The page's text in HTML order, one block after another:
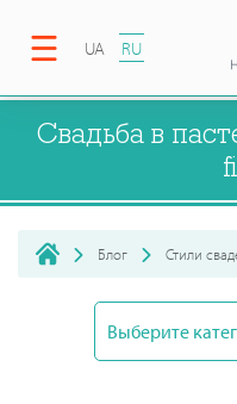
UA RU
Свадьба в
Блог Стили
Выберите